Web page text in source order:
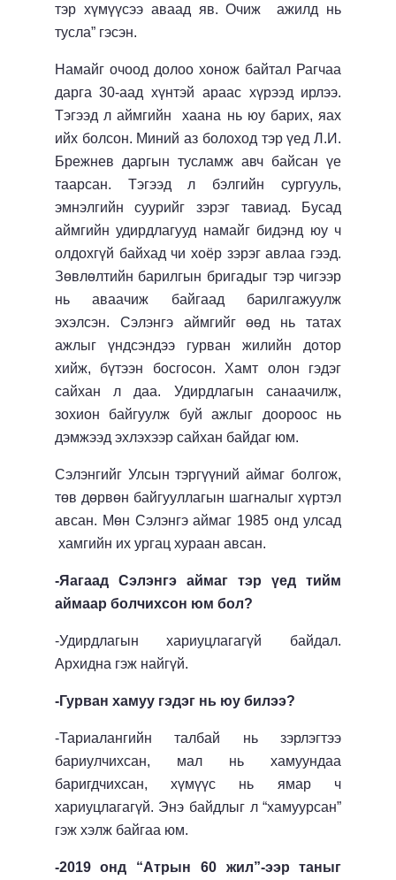
тэр хүмүүсээ аваад яв. Очиж ажилд нь
тусла” гэсэн.
Намайг очоод долоо хонож байтал Рагчаа
дарга 30-аад хүнтэй араас хүрээд ирлээ.
Тэгээд л аймгийн хаана нь юу барих, яах
ийх болсон. Миний аз болоход тэр үед Л.И.
Брежнев даргын тусламж авч байсан үе
таарсан. Тэгээд л бэлгийн сургууль,
эмнэлгийн суурийг зэрэг тавиад. Бусад
аймгийн удирдлагууд намайг бидэнд юу ч
олдохгүй байхад чи хоёр зэрэг авлаа гээд.
Зөвлөлтийн барилгын бригадыг тэр чигээр
нь аваачиж байгаад барилгажуулж
эхэлсэн. Сэлэнгэ аймгийг өөд нь татах
ажлыг үндсэндээ гурван жилийн дотор
хийж, бүтээн босгосон. Хамт олон гэдэг
сайхан л даа. Удирдлагын санаачилж,
зохион байгуулж буй ажлыг доороос нь
дэмжээд эхлэхээр сайхан байдаг юм.
Сэлэнгийг Улсын тэргүүний аймаг болгож,
төв дөрвөн байгууллагын шагналыг хүртэл
авсан. Мөн Сэлэнгэ аймаг 1985 онд улсад
хамгийн их ургац хураан авсан.
-Яагаад Сэлэнгэ аймаг тэр үед тийм
аймаар болчихсон юм бол?
-Удирдлагын хариуцлагагүй байдал.
Архидна гэж найгүй.
-Гурван хамуу гэдэг нь юу билээ?
-Тариалангийн талбай нь зэрлэгтээ
бариулчихсан, мал нь хамуундаа
баригдчихсан, хүмүүс нь ямар ч
хариуцлагагүй. Энэ байдлыг л “хамуурсан”
гэж хэлж байгаа юм.
-2019 онд “Атрын 60 жил”-ээр таныг